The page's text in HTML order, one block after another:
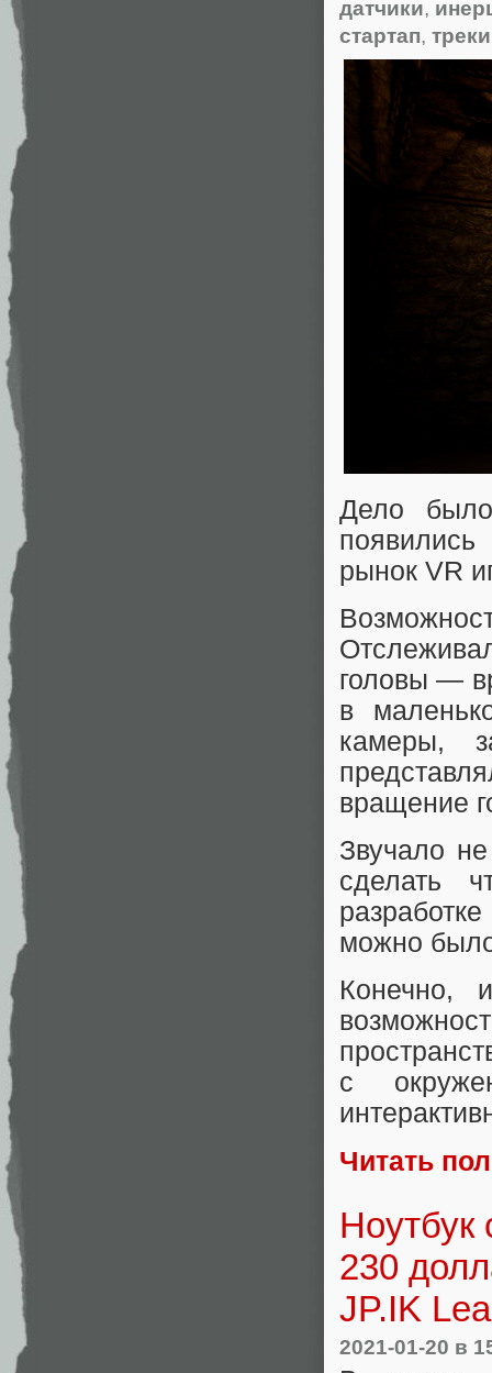
датчики,
стартап,
Дело
рынок VR
головы —
в
камеры,
вращение
Звучало
сделать
можно
Конечно,
с
Читать
Ноутбук
230
JP.IK
2021-01-20 в